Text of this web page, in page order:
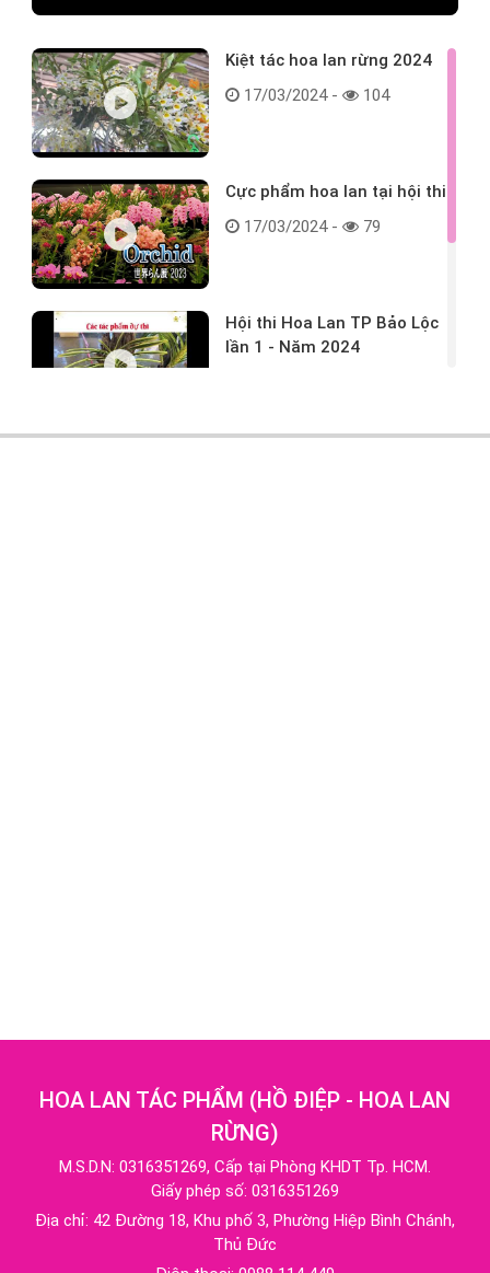
Kiệt tác hoa lan rừng 2024
17/03/2024 -
104
Cực phẩm hoa lan tại hội thi
17/03/2024 -
79
Hội thi Hoa Lan TP Bảo Lộc
lần 1 - Năm 2024
HOA LAN TÁC PHẨM (HỒ ĐIỆP - HOA LAN
RỪNG)
M.S.D.N: 0316351269, Cấp tại Phòng KHDT Tp. HCM.
Giấy phép số: 0316351269
Địa chỉ: 42 Đường 18, Khu phố 3, Phường Hiệp Bình Chánh,
Thủ Đức